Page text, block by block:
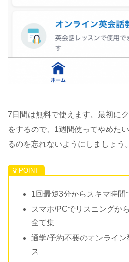
7日間は無料で使えます。最初に
をするので、1週間使ってやめた
るのを忘れないようにしましょう。
1回最短3分からスキマ時間
スマホ/PCでリスニングか
全て集
通学/予約不要のオンライ
ス